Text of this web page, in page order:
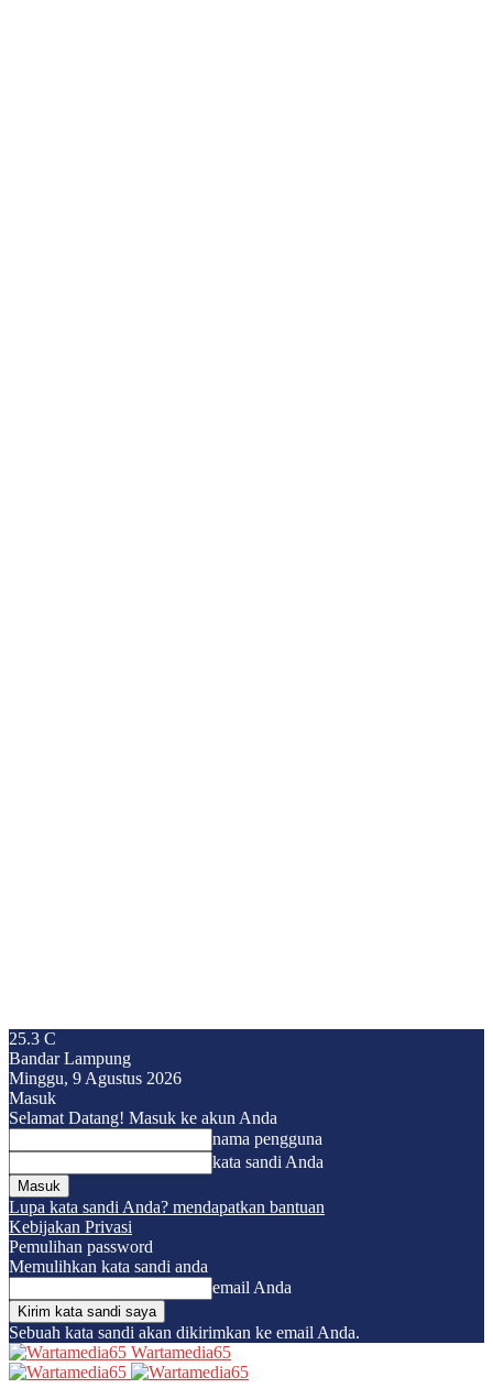
25.3 C
Bandar Lampung
Minggu, 9 Agustus 2026
Masuk
Selamat Datang! Masuk ke akun Anda
nama pengguna
kata sandi Anda
Lupa kata sandi Anda? mendapatkan bantuan
Kebijakan Privasi
Pemulihan password
Memulihkan kata sandi anda
email Anda
Sebuah kata sandi akan dikirimkan ke email Anda.
Wartamedia65